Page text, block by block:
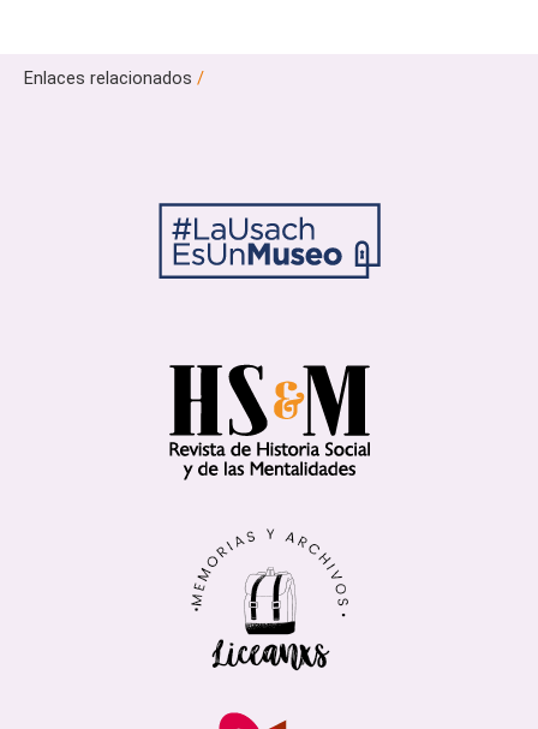
Enlaces relacionados /